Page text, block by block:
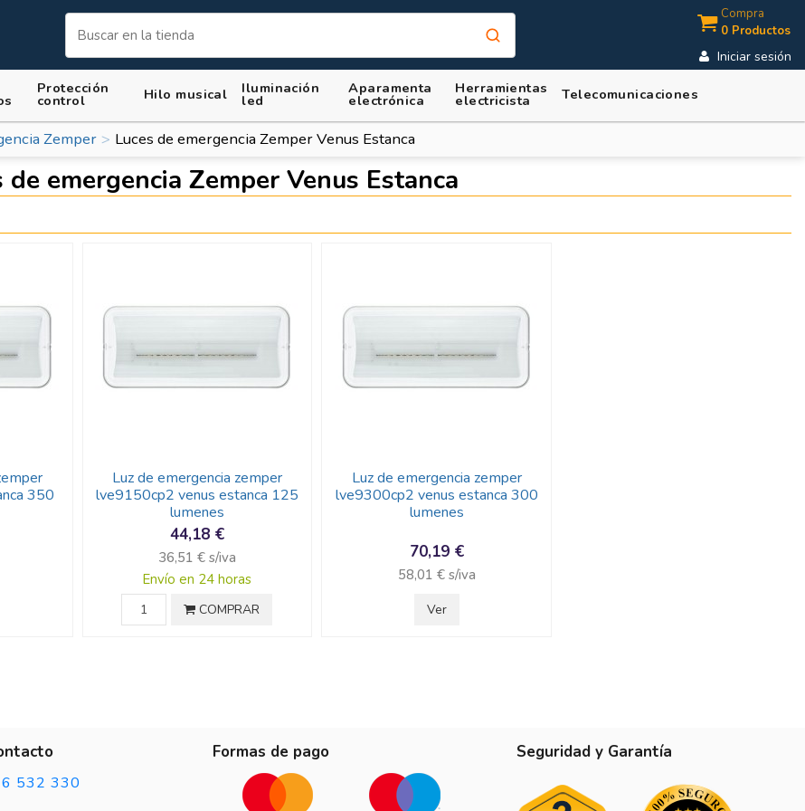
Compra
0 Productos
Iniciar sesión
Protección
control Hilo musical Iluminación
led
Aparamenta
electrónica
Herramientas
electricista Telecomunicaciones
Zemper Luces de emergencia Zemper Venus Estanca
de emergencia Zemper Venus Estanca
350
Luz de emergencia zemper
lve9150cp2 venus estanca 125
lumenes
44,18 €
36,51 € s/iva
Envío en 24 horas
COMPRAR
Luz de emergencia zemper
lve9300cp2 venus estanca 300
lumenes
70,19 €
58,01 € s/iva
Ver
532 330
Formas de pago Seguridad y Garantía